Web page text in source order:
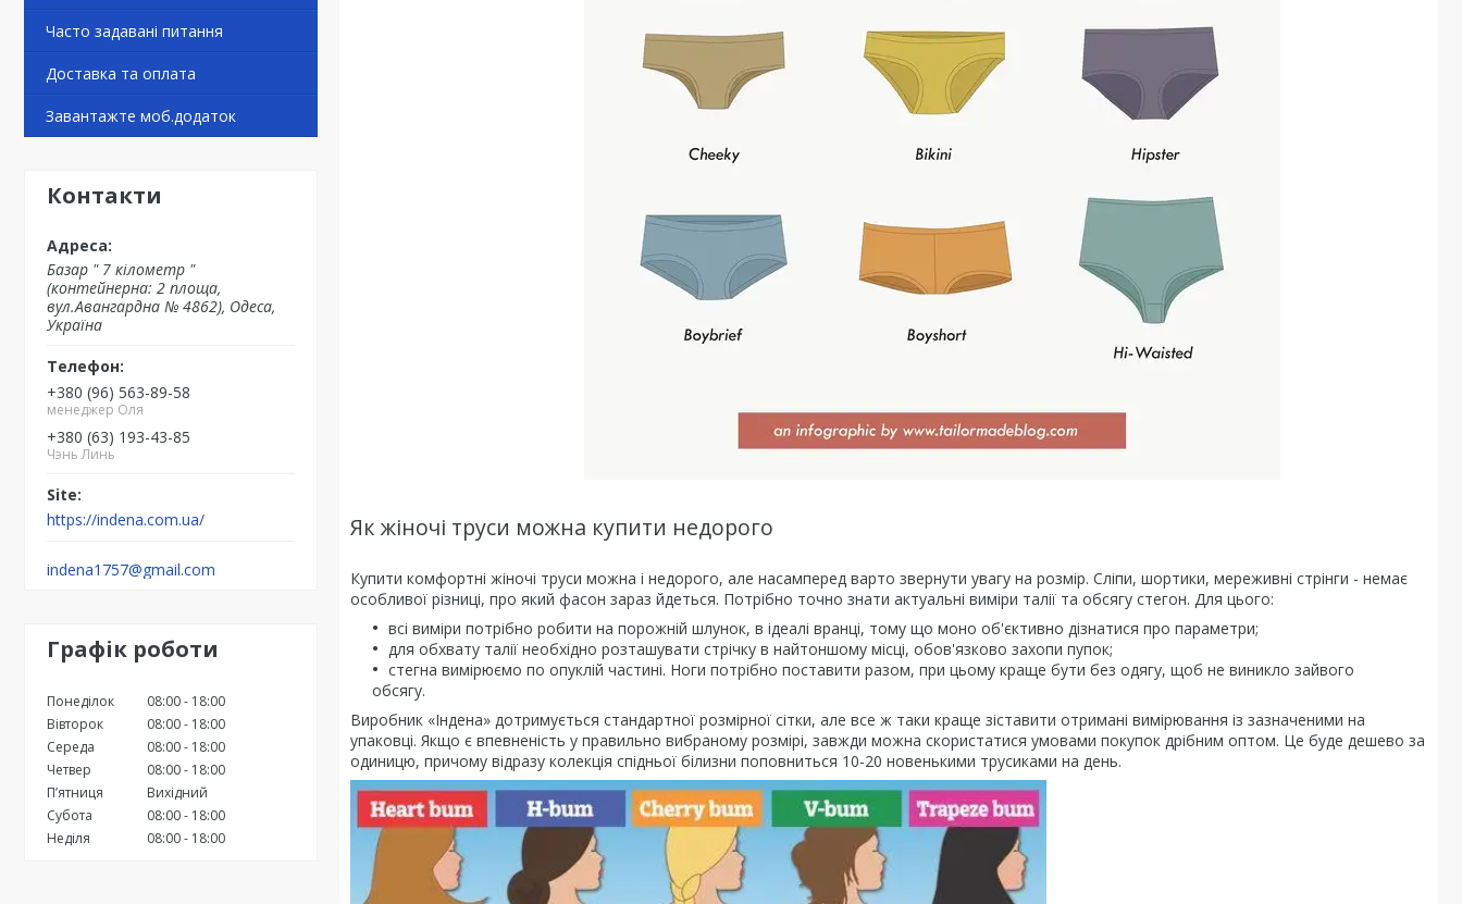
Часто задавані питання
Доставка та оплата
Завантажте моб.додаток
Контакти
Базар " 7 кілометр "
(контейнерна: 2 площа,
вул.Авангардна № 4862), Одеса,
Україна
+380 (96) 563-89-58
менеджер Оля
+380 (63) 193-43-85
Чэнь Линь
https://indena.com.ua/
indena1757@gmail.com
Графік роботи
Понеділок 08:00
18:00
Вівторок
08:00
18:00
Середа
08:00
18:00
Четвер
08:00
18:00
Пʼятниця
Вихідний
Субота
08:00
18:00
Неділя
08:00 18:00
Як жіночі труси можна купити недорого
Купити комфортні жіночі труси можна і недорого, але насамперед варто звернути увагу на розмір. Сліпи, шортики, мереживні стрінги - немає
особливої ​​різниці, про який фасон зараз йдеться. Потрібно точно знати актуальні виміри талії та обсягу стегон. Для цього:
всі виміри потрібно робити на порожній шлунок, в ідеалі вранці, тому що моно об'єктивно дізнатися про параметри;
для обхвату талії необхідно розташувати стрічку в найтоншому місці, обов'язково захопи пупок;
стегна вимірюємо по опуклій частині. Ноги потрібно поставити разом, при цьому краще бути без одягу, щоб не виникло зайвого
обсягу.
Виробник «Індена» дотримується стандартної розмірної сітки, але все ж таки краще зіставити отримані вимірювання із зазначеними на
упаковці. Якщо є впевненість у правильно вибраному розмірі, завжди можна скористатися умовами покупок дрібним оптом. Це буде дешево за
одиницю, причому відразу колекція спідньої білизни поповниться 10-20 новенькими трусиками на день.